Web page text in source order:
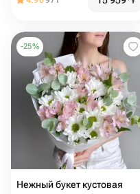
-25%
Нежный букет кустовая